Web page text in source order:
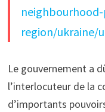
region/ukraine/
Le gouvernement a
l’interlocuteur de la
d’importants